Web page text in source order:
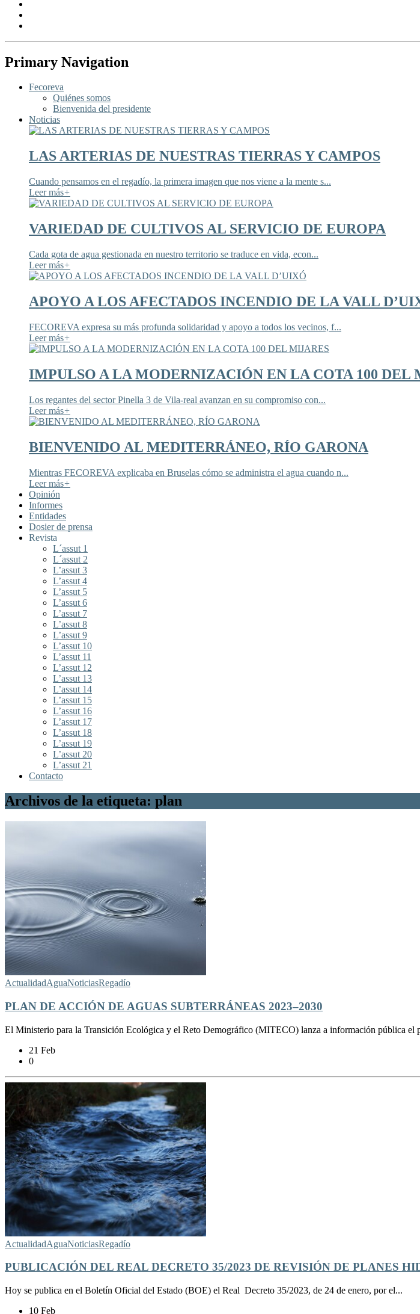
Primary Navigation
Fecoreva
Quiénes somos
Bienvenida del presidente
Noticias
LAS ARTERIAS DE NUESTRAS TIERRAS Y CAMPOS
Cuando pensamos en el regadío, la primera imagen que nos viene a la mente s...
Leer más+
VARIEDAD DE CULTIVOS AL SERVICIO DE EUROPA
Cada gota de agua gestionada en nuestro territorio se traduce en vida, econ...
Leer más+
APOYO A LOS AFECTADOS INCENDIO DE LA VALL
FECOREVA expresa su más profunda solidaridad y apoyo a todos los vecinos, f...
Leer más+
IMPULSO A LA MODERNIZACIÓN EN LA COTA 100 DEL
Los regantes del sector Pinella 3 de Vila-real avanzan en su compromiso con...
Leer más+
BIENVENIDO AL MEDITERRÁNEO, RÍO GARONA
Mientras FECOREVA explicaba en Bruselas cómo se administra el agua cuando n...
Leer más+
Opinión
Informes
Entidades
Dosier de prensa
Revista
L´assut 1
L´assut 2
L’assut 3
L’assut 4
L’assut 5
L’assut 6
L’assut 7
L’assut 8
L’assut 9
L’assut 10
L’assut 11
L’assut 12
L’assut 13
L’assut 14
L’assut 15
L’assut 16
L’assut 17
L’assut 18
L’assut 19
L’assut 20
L’assut 21
Contacto
Archivos de la etiqueta: plan
ActualidadAguaNoticiasRegadío
PLAN DE ACCIÓN DE AGUAS SUBTERRÁNEAS 2023‒2030
El Ministerio para la Transición Ecológica y el Reto Demográfico (MITECO) lanza a información pública el
21 Feb
0
ActualidadAguaNoticiasRegadío
PUBLICACIÓN DEL REAL DECRETO 35/2023 DE REVISIÓN DE PLANES
Hoy se publica en el Boletín Oficial del Estado (BOE) el Real Decreto 35/2023, de 24 de enero, por el...
10 Feb